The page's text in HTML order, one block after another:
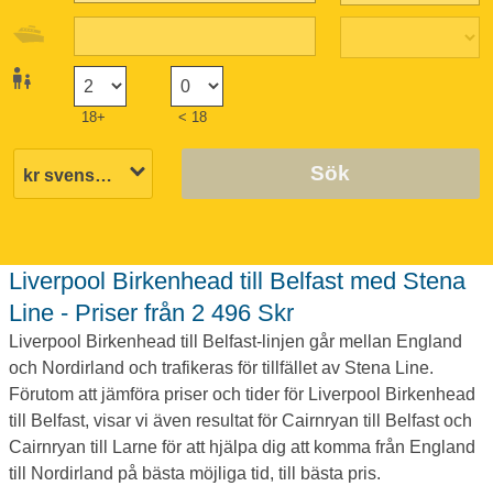
18+ < 18
Sök
Liverpool Birkenhead till Belfast med Stena
Line - Priser från 2 496 Skr
Liverpool Birkenhead till Belfast-linjen går mellan England
och Nordirland och trafikeras för tillfället av Stena Line.
Förutom att jämföra priser och tider för Liverpool Birkenhead
till Belfast, visar vi även resultat för Cairnryan till Belfast och
Cairnryan till Larne för att hjälpa dig att komma från England
till Nordirland på bästa möjliga tid, till bästa pris.